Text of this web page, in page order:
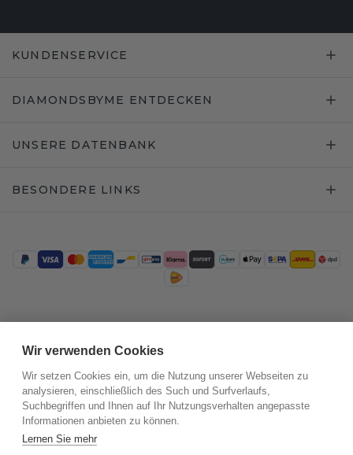
KUNDENSERVICE
DIAMONDSBYME ENTDECKEN
UNSERE DATENBANK
BESONDERE LINKS
Wir verwenden Cookies
Wir setzen Cookies ein, um die Nutzung unserer Webseiten zu
analysieren, einschließlich des Such und Surfverlaufs,
Suchbegriffen und Ihnen auf Ihr Nutzungsverhalten angepasste
Informationen anbieten zu können.
Lernen Sie mehr